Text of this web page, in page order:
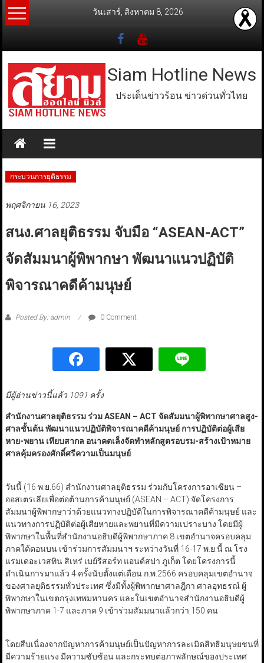
Skip
to
วันเสาร์, สิงหาคม 8, 2026
Siam Hotline News
ประเด็นข่าวร้อน ข่าวด่วนทั่วไทย
กระบวนการยุติธรรม
พฤศจิกายน 16, 2023
สนง.ศาลยุติธรรม จับมือ “ASEAN-ACT”
จัดสัมมนาผู้พิพากษา พัฒนาแนวปฏิบัติ
พิจารณาคดีค้ามนุษย์
Posted By: admin 0 Comment
มีผู้อ่านข่าวนี้แล้ว 1091 ครั้ง
สำนักงานศาลยุติธรรม ร่วม ASEAN – ACT จัดสัมมนาผู้พิพากษาศาลสูง-
ศาลชั้นต้น พัฒนาแนวปฏิบัติพิจารณาคดีค้ามนุษย์ การปฏิบัติต่อผู้เสีย
หาย-พยาน เทียบสากล อนาคตเล็งจัดทำหลักสูตรอบรม-สร้างเป้าหมาย
ศาลคุ้มครองศักดิ์ศรีความเป็นมนุษย์
วันนี้ (16 พ.ย.66) สำนักงานศาลยุติธรรม ร่วมกับโครงการอาเซียน –
ออสเตรเลียเพื่อต่อต้านการค้ามนุษย์ (ASEAN – ACT) จัดโครงการ
สัมมนาผู้พิพากษาว่าด้วยแนวทางปฏิบัติในการพิจารณาคดีค้ามนุษย์ และ
แนวทางการปฏิบัติต่อผู้เสียหายและพยานที่มีความเปราะบาง โดยมีผู้
พิพากษาในพื้นที่สำนักงานอธิบดีผู้พิพากษาภาค 8 เขตอำนาจครอบคลุม
ภาคใต้ตอนบน เข้าร่วมการสัมมนาฯ ระหว่างวันที่ 16-17 พ.ย.นี้ ณ โรง
แรมเดอะเวสทิน สิเหร่ เบย์รีสอร์ท แอนด์สปา ภูเก็ต โดยโครงการนี้
ดำเนินการมาแล้ว 4 ครั้งนับตั้งแต่เดือน ก.พ.2566 ครอบคลุมเขตอำนาจ
ของศาลยุติธรรมทั่วประเทศ ซึ่งมีทั้งผู้พิพากษาศาลฎีกา ศาลอุทธรณ์ ผู้
พิพากษาในเขตกรุงเทพมหานคร และในเขตอำนาจสำนักงานอธิบดีผู้
พิพากษาภาค 1-7 และภาค 9 เข้าร่วมสัมมนาแล้วกว่า 150 คน
โดยสืบเนื่องจากปัญหาการค้ามนุษย์เป็นปัญหาการละเมิดสิทธิมนุษยชนที่
มีความร้ายแรง มีความซับซ้อน และกระทบต่อภาพลักษณ์ของประเทศ